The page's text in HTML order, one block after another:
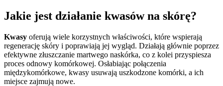
Jakie jest działanie kwasów na skórę?
Kwasy oferują wiele korzystnych właściwości, które wspierają
regenerację skóry i poprawiają jej wygląd. Działają głównie poprzez
efektywne złuszczanie martwego naskórka, co z kolei przyspiesza
proces odnowy komórkowej. Osłabiając połączenia
międzykomórkowe, kwasy usuwają uszkodzone komórki, a ich
miejsce zajmują nowe.